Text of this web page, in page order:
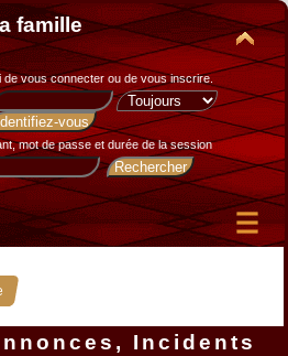
famille
devous connecter ou de vous inscrire.
mot de passe et durée de la session
Incidents